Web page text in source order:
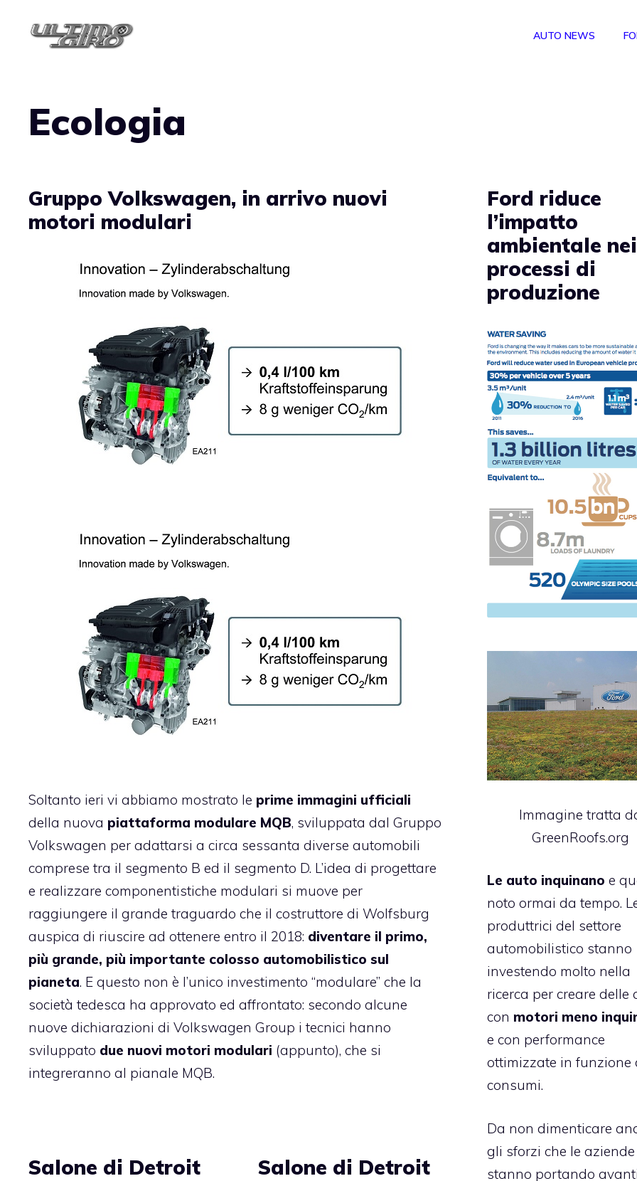
AUTO NEWS
Ecologia
Gruppo Volkswagen, in arrivo nuovi
motori modulari
Soltanto ieri vi abbiamo mostrato le prime immagini ufficiali
della nuova piattaforma modulare MQB, sviluppata dal Gruppo
Volkswagen per adattarsi a circa sessanta diverse automobili
comprese tra il segmento B ed il segmento D. L’idea di progettare
e realizzare componentistiche modulari si muove per
raggiungere il grande traguardo che il costruttore di Wolfsburg
auspica di riuscire ad ottenere entro il 2018: diventare il primo,
più grande, più importante colosso automobilistico sul
pianeta. E questo non è l’unico investimento “modulare” che la
società tedesca ha approvato ed affrontato: secondo alcune
nuove dichiarazioni di Volkswagen Group i tecnici hanno
sviluppato due nuovi motori modulari (appunto), che si
integreranno al pianale MQB.
Ford riduce
l’impatto
ambientale nei
processi di
produzione
Immagine tratta
GreenRoofs.org
Le auto inquinano e
noto ormai da tempo.
produttrici del settore
automobilistico stanno
investendo molto nella
ricerca per creare delle
con motori meno
e con performance
ottimizzate in funzione
consumi.
Da non dimenticare
gli sforzi che le aziende
stanno portando
Salone di Detroit
Salone di Detroit